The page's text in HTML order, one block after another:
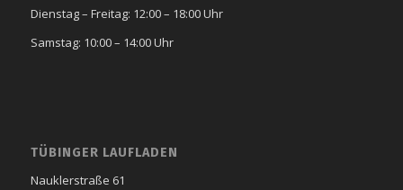
Dienstag – Freitag: 12:00 – 18:00 Uhr
Samstag: 10:00 – 14:00 Uhr
TÜBINGER LAUFLADEN
Nauklerstraße 61